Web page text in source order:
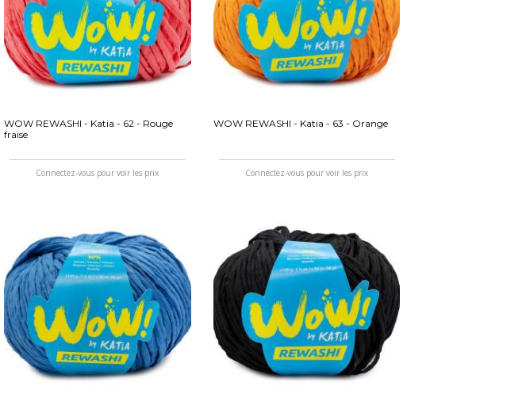
WOW REWASHI - Katia - 62 - Rouge
fraise
Connectez-vous pour voir les prix
WOW REWASHI - Katia - 63 - Orange
Connectez-vous pour voir les prix